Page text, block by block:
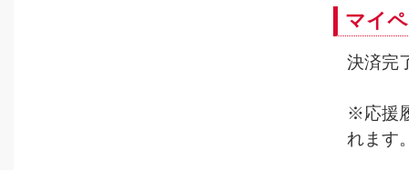
マイ
決済完
※応援
れます